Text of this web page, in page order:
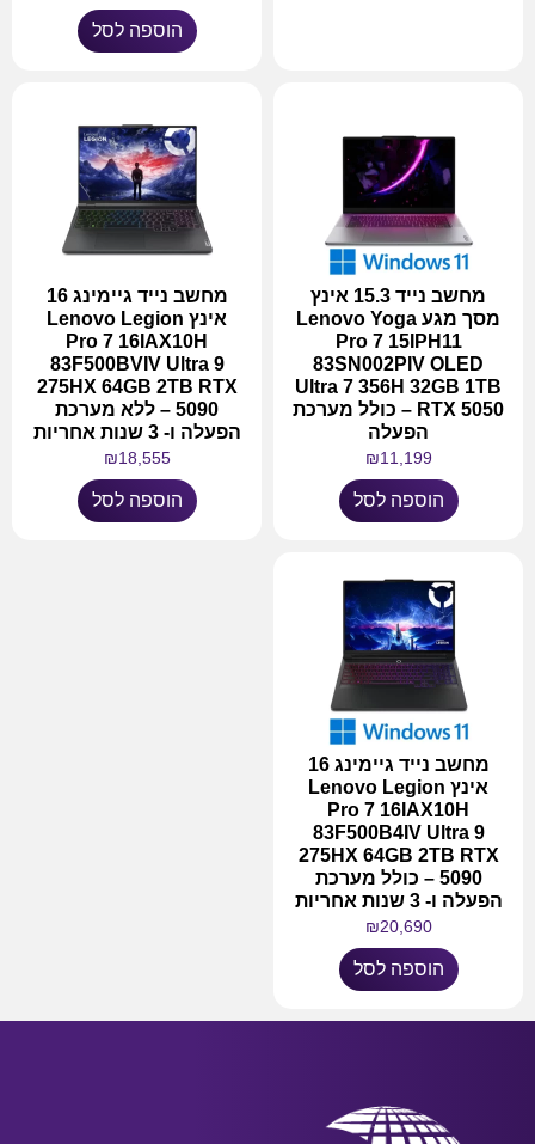
הוספה לסל
מחשב נייד 15.3 אינץ
מסך מגע Lenovo Yoga
Pro 7 15IPH11
83SN002PIV OLED
Ultra 7 356H 32GB 1TB
RTX 5050 – כולל מערכת
הפעלה
₪11,199
הוספה לסל
מחשב נייד גיימינג 16
אינץ Lenovo Legion
Pro 7 16IAX10H
83F500BVIV Ultra 9
275HX 64GB 2TB RTX
5090 – ללא מערכת
הפעלה ו- 3 שנות אחריות
₪18,555
הוספה לסל
מחשב נייד גיימינג 16
אינץ Lenovo Legion
Pro 7 16IAX10H
83F500B4IV Ultra 9
275HX 64GB 2TB RTX
5090 – כולל מערכת
הפעלה ו- 3 שנות אחריות
₪20,690
הוספה לסל